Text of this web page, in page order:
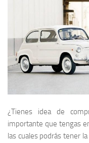
¿Tienes idea de
importante que tengas
las cuales podrás tener